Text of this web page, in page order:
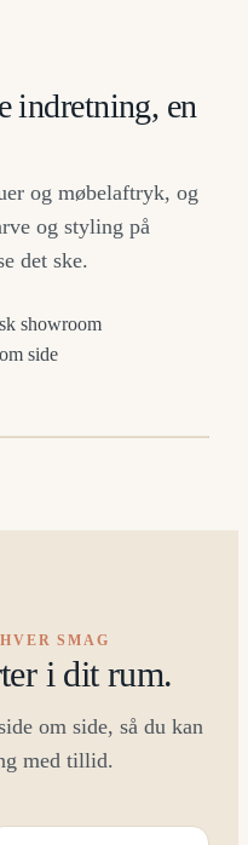
indretning, en
og møbelaftryk, og
og styling på
det ske.
showroom
side
SMAG
i dit rum.
om side, så du kan
med tillid.